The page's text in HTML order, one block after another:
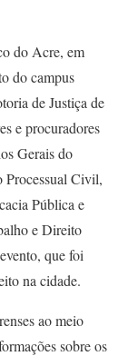
do Acre, em
do campus
de Justiça de
e procuradores
Gerais do
Civil,
Pública e
e Direito
que foi
na cidade.
ao meio
sobre os